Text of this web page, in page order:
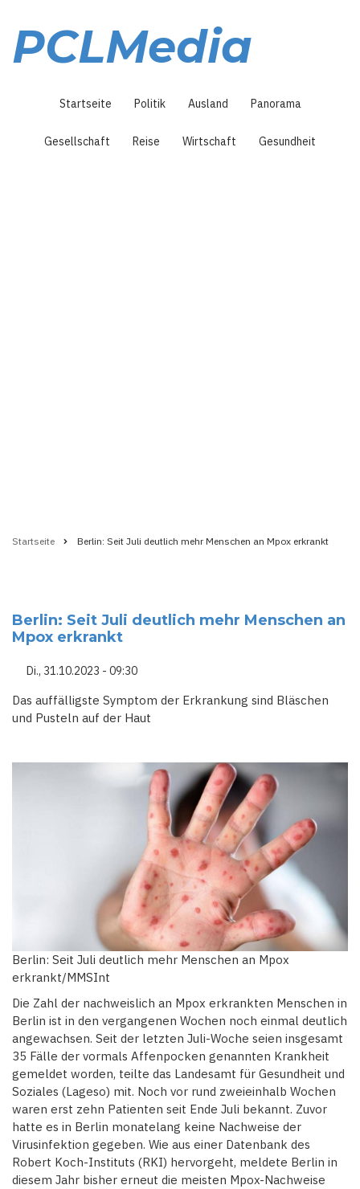
Inhalt
PCLMedia
Startseite Politik Ausland Panorama
Gesellschaft Reise Wirtschaft Gesundheit
Startseite Berlin: Seit Juli deutlich mehr Menschen an Mpox erkrankt
Berlin: Seit Juli deutlich mehr Menschen an
Mpox erkrankt
Di., 31.10.2023 - 09:30
Das auffälligste Symptom der Erkrankung sind Bläschen
und Pusteln auf der Haut
Berlin: Seit Juli deutlich mehr Menschen an Mpox
erkrankt/MMSInt
Die Zahl der nachweislich an Mpox erkrankten Menschen in
Berlin ist in den vergangenen Wochen noch einmal deutlich
angewachsen. Seit der letzten Juli-Woche seien insgesamt
35 Fälle der vormals Affenpocken genannten Krankheit
gemeldet worden, teilte das Landesamt für Gesundheit und
Soziales (Lageso) mit. Noch vor rund zweieinhalb Wochen
waren erst zehn Patienten seit Ende Juli bekannt. Zuvor
hatte es in Berlin monatelang keine Nachweise der
Virusinfektion gegeben. Wie aus einer Datenbank des
Robert Koch-Instituts (RKI) hervorgeht, meldete Berlin in
diesem Jahr bisher erneut die meisten Mpox-Nachweise